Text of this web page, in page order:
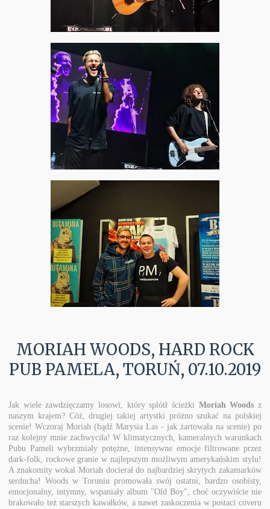
MORIAH WOODS, HARD ROCK
PUB PAMELA, TORUŃ, 07.10.2019
Jak wiele zawdzięczamy losowi, który splótł ścieżki Moriah Woods z
naszym krajem? Cóż, drugiej takiej artystki próżno szukać na polskiej
scenie! Wczoraj Moriah (bądź Marysia Las - jak żartowała na scenie) po
raz kolejny mnie zachwyciła! W klimatycznych, kameralnych warunkach
Pubu Pameli wybrzmiały potężne, intensywne emocje filtrowane przez
dark-folk, rockowe granie w najlepszym możliwym amerykańskim stylu!
A znakomity wokal Moriah docierał do najbardziej skrytych zakamarków
serducha! Woods w Toruniu promowała swój ostatni, bardzo osobisty,
emocjonalny, intymny, wspaniały album "Old Boy", choć oczywiście nie
brakowało też starszych kawałków, a nawet zaskoczenia w postaci coveru